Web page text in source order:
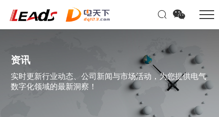
资讯
实时更新行业动态、公司新闻与市场活动，为您提供电气
数字化领域的最新洞察！